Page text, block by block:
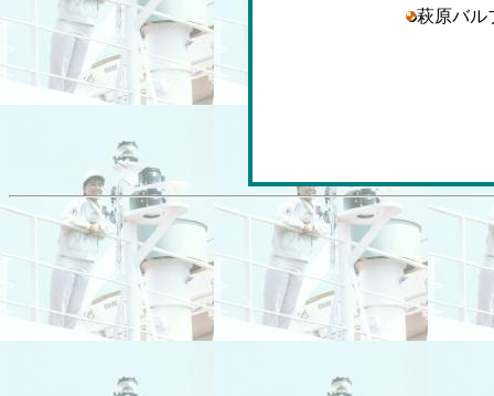
萩原バ